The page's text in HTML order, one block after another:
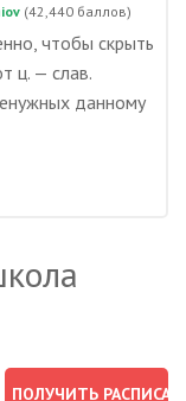
(42,440 баллов)
чтобы скрыть
ц. — слав.
данному